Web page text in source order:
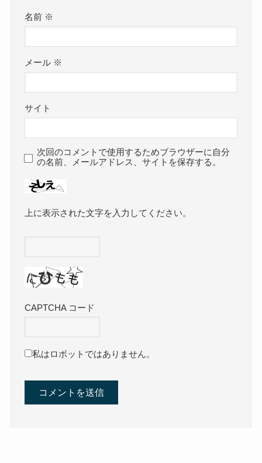
名前 ※
メール ※
サイト
次回のコメントで使用するためブラウザーに自分
の名前、メールアドレス、サイトを保存する。
上に表示された文字を入力してください。
CAPTCHA コード
私はロボットではありません。